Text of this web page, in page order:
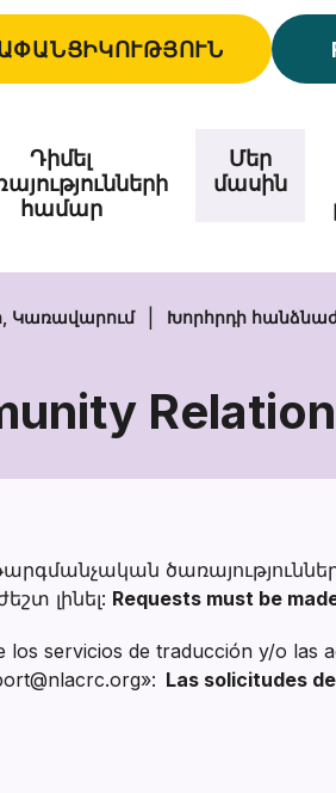
Դիմել
համար
Մեր
մասին
Կառավարում Խորհրդի
լինել: Requests must be
servicios de traducción y/o las
Las solicitudes